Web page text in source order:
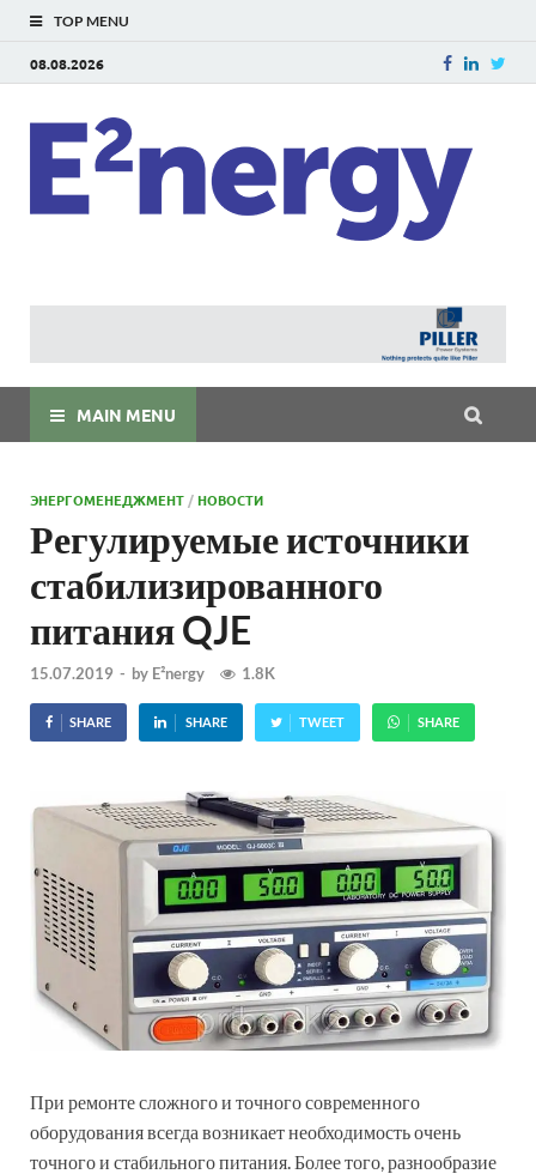
TOP MENU
08.08.2026
MAIN MENU
ЭНЕРГОМЕНЕДЖМЕНТ /НОВОСТИ
Регулируемые источники
стабилизированного
питания QJE
15.07.2019 - by E²nergy 1.8K
SHARE SHARE TWEET SHARE
При ремонте сложного и точного современного
оборудования всегда возникает необходимость очень
точного и стабильного питания. Более того, разнообразие